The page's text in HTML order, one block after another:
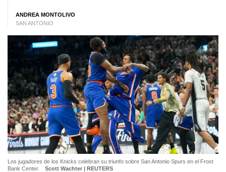
ANDREA MONTOLIVO
SAN ANTONIO
Los jugadores de los Knicks celebran su triunfo sobre San Antonio Spurs en el Frost
Bank Center.
Scott Wachter | REUTERS